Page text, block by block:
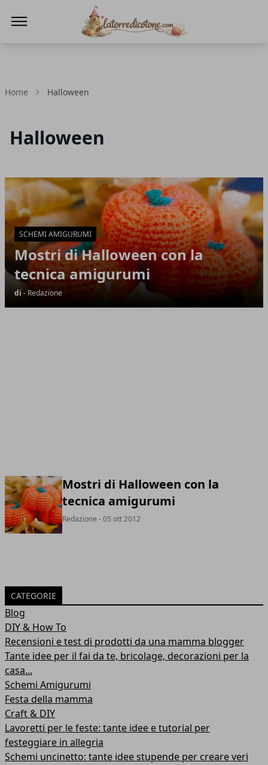
Home Halloween
Halloween
Articoli in Evidenza
SCHEMI AMIGURUMI
Mostri di Halloween con la
tecnica amigurumi
di - Redazione
Mostri di Halloween con la
tecnica amigurumi
Redazione - 05 ott 2012
CATEGORIE
Blog
DIY & How To
Recensioni e test di prodotti da una mamma blogger
Tante idee per il fai da te, bricolage, decorazioni per la
casa...
Schemi Amigurumi
Festa della mamma
Craft & DIY
Lavoretti per le feste: tante idee e tutorial per
festeggiare in allegria
Schemi uncinetto: tante idee stupende per creare veri